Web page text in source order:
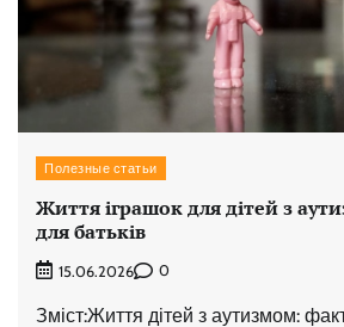
Полезные статьи
Життя іграшок для дітей з
для батьків
15.06.2026 0
Зміст:Життя дітей з аутизмом: